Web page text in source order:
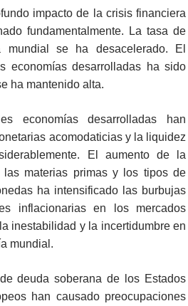
impacto de la crisis financiera
fundamentalmente. La tasa de
mundial se ha desacelerado. El
economías desarrolladas ha sido
ha mantenido alta.
economías desarrolladas han
acomodaticias y la liquidez
El aumento de la
materias primas y los tipos de
ha intensificado las burbujas
inflacionarias en los mercados
inestabilidad y la incertidumbre en
mundial.
deuda soberana de los Estados
han causado preocupaciones